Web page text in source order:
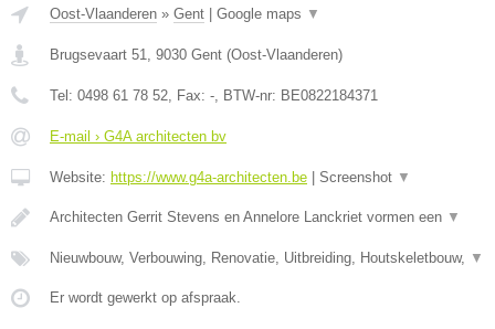
Oost-Vlaanderen » Gent Google maps ▼
Brugsevaart 51, 9030 Gent (Oost-Vlaanderen)
Tel: 0498 61 78 52, Fax: -, BTW-nr: BE0822184371
E-mail › G4A architecten bv
Website: https://www.g4a-architecten.be Screenshot ▼
Architecten Gerrit Stevens en Annelore Lanckriet vormen een ▼
Nieuwbouw, Verbouwing, Renovatie, Uitbreiding, Houtskeletbouw, ▼
Er wordt gewerkt op afspraak.